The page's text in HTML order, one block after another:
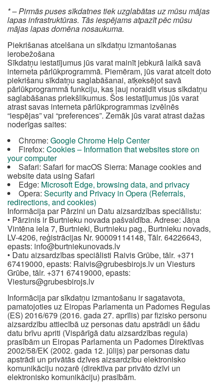
* – Pirmās puses sīkdatnes tiek uzglabātas uz mūsu mājas
lapas infrastruktūras. Tās iespējams atpazīt pēc mūsu
mājas lapas domēna nosaukuma.
Piekrišanas atcelšana un sīkdatņu izmantošanas
ierobežošana
Sīkdatņu iestatījumus jūs varat mainīt jebkurā laikā savā
interneta pārlūkprogrammā. Piemēram, jūs varat atcelt doto
piekrišanu sīkdatņu saglabāšanai, atķeksējot savā
pārlūkprogrammā funkciju, kas ļauj noraidīt visus sīkdatņu
saglabāšanas priekšlikumus. Šos iestatījumus jūs varat
atrast savas interneta pārlūkprogrammas izvēlnēs
“iespējas” vai “preferences”. Zemāk jūs varat atrast dažas
noderīgas saites:
Chrome: Google Chrome Help Center
Firefox: Cookies – Information that websites store on
your computer
Safari: Safari for macOS Sierra: Manage cookies and
website data using Safari
Edge: Microsoft Edge, browsing data, and privacy
Opera: Security and Privacy in Opera (Referrals,
redirections, and cookies)
Informācija par Pārzini un Datu aizsardzības speciālistu:
• Pārzinis ir Burtnieku novada pašvaldība. Adrese: Jāņa
Vintēna iela 7, Burtnieki, Burtnieku pag., Burtnieku novads,
LV-4206, reģistrācijas Nr. 90009114148, Tālr. 64226643,
epasts: info@burtniekunovads.lv
• Datu aizsardzības speciālisti Raivis Grūbe, tālr. +371
67419000, epasts: Raivis@grubesbirojs.lv un Viesturs
Grūbe, tālr. +371 67419000, epasts:
Viesturs@grubesbirojs.lv
Informācija par sīkdatņu izmantošanu ir sagatavota,
pamatojoties uz Eiropas Parlamenta un Padomes Regulas
(ES) 2016/679 (2016. gada 27. aprīlis) par fizisko personu
aizsardzību attiecībā uz personas datu apstrādi un šādu
datu brīvu apriti (Vispārīgā datu aizsardzības regula)
prasībām un Eiropas Parlamenta un Padomes Direktīvas
2002/58/EK (2002. gada 12. jūlijs) par personas datu
apstrādi un privātās dzīves aizsardzību elektronisko
komunikāciju nozarē (direktīva par privāto dzīvi un
elektronisko komunikāciju) prasībām.